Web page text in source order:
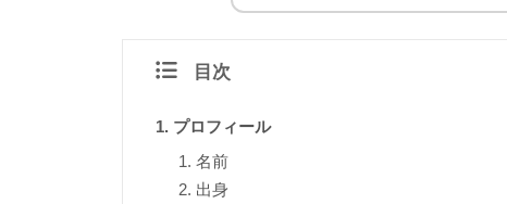
目次
プロフィール
名前
出身